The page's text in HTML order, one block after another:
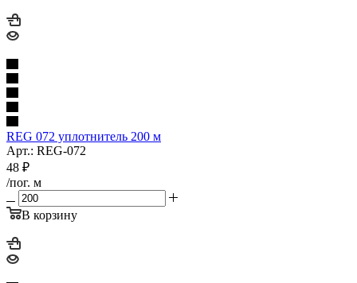
REG 072 уплотнитель 200 м
Арт.: REG-072
48 ₽
/пог. м
В корзину